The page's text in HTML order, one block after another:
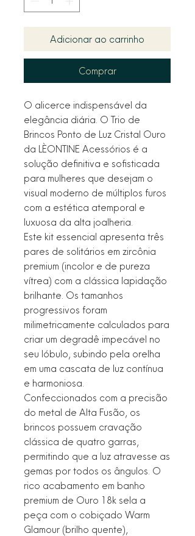
Adicionar ao carrinho
Comprar
O alicerce indispensável da
elegância diária. O Trio de
Brincos Ponto de Luz Cristal Ouro
da LÈONTINE Acessórios é a
solução definitiva e sofisticada
para mulheres que desejam o
visual moderno de múltiplos furos
com a estética atemporal e
luxuosa da alta joalheria.
Este kit essencial apresenta três
pares de solitários em zircônia
premium (incolor e de pureza
vítrea) com a clássica lapidação
brilhante. Os tamanhos
progressivos foram
milimetricamente calculados para
criar um degradê impecável no
seu lóbulo, subindo pela orelha
em uma cascata de luz contínua
e harmoniosa.
Confeccionados com a precisão
do metal de Alta Fusão, os
brincos possuem cravação
clássica de quatro garras,
permitindo que a luz atravesse as
gemas por todos os ângulos. O
rico acabamento em banho
premium de Ouro 18k sela a
peça com o cobiçado Warm
Glamour (brilho quente),